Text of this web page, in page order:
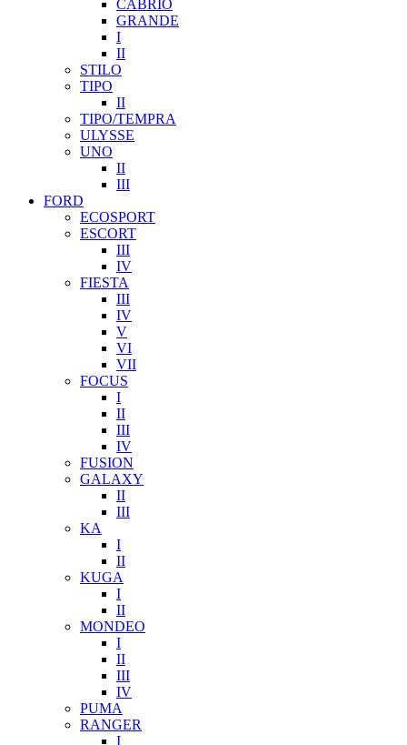
CABRIO
GRANDE
I
II
STILO
TIPO
II
TIPO/TEMPRA
ULYSSE
UNO
II
III
FORD
ECOSPORT
ESCORT
III
IV
FIESTA
III
IV
V
VI
VII
FOCUS
I
II
III
IV
FUSION
GALAXY
II
III
KA
I
II
KUGA
I
II
MONDEO
I
II
III
IV
PUMA
RANGER
I